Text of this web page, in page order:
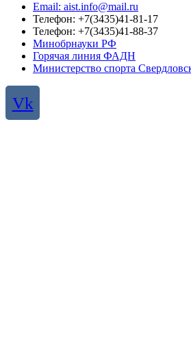
Email: aist.info@mail.ru
Телефон: +7(3435)41-81-17
Телефон: +7(3435)41-88-37
Минобрнауки РФ
Горячая линия ФАДН
Министерство спорта
Vk